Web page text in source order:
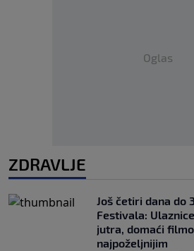
Oglas
ZDRAVLJE
Još četiri dana do
Festivala:
jutra, domaći
najpoželjnijim